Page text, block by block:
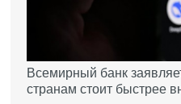
Всемирный банк
странам стоит быстрее